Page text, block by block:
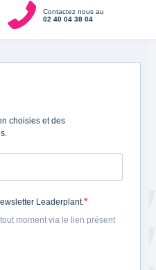
Contactez nous au
02 40 04 38 04
choisies et des
Leaderplant.
moment via le lien présent